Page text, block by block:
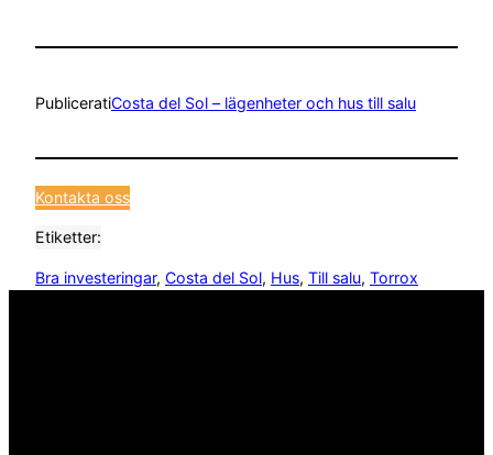
PubliceratiCosta del Sol – lägenheter och hus till salu
Kontakta oss
Etiketter:
Bra investeringar, Costa del Sol, Hus, Till salu, Torrox